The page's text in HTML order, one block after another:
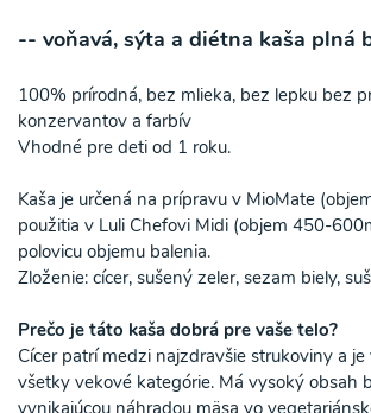
-- voňavá, sýta a diétna kaša plná
100% prírodná, bez mlieka, bez lepku bez
konzervantov a farbív
Vhodné pre deti od 1 roku.
Kaša je určená na prípravu v MioMate
použitia v Luli Chefovi Midi (objem 450-
polovicu objemu balenia.
Zloženie: cícer, sušený zeler, sezam biely,
Prečo je táto kaša dobrá pre vaše telo?
Cícer patrí medzi najzdravšie strukoviny a
všetky vekové kategórie. Má vysoký obsah
vynikajúcou náhradou mäsa vo